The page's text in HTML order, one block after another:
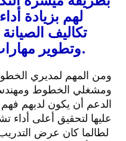
لهم بزيادة
تكاليف
وتطوير مهارات موظفين أكثر تحفيزًا.
ومن المهم لمديري
ومشغلي الخطوط
الدعم أن يكون لديهم
عليها لتحقيق أعلى أداء
لطالما كان عرض